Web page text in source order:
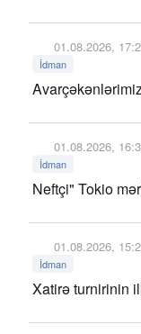
01.08.2026,
İdman
01.08.2026,
İdman
Neftçi" Tokio
01.08.2026,
İdman
Xatirə turnirinin